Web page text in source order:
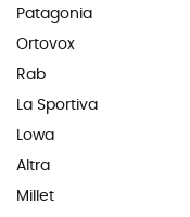
Patagonia
Ortovox
Rab
La Sportiva
Lowa
Altra
Millet